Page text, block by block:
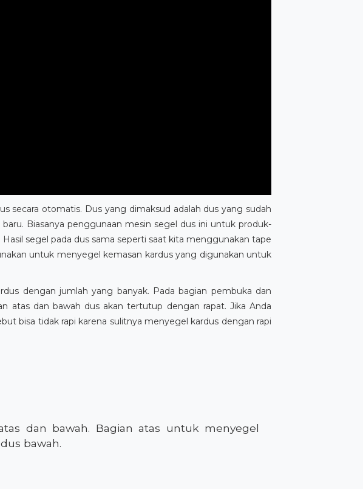
secara otomatis. Dus yang dimaksud adalah dus yang sudah
Biasanya penggunaan mesin segel dus ini untuk produk-
segel pada dus sama seperti saat kita menggunakan tape
untuk menyegel kemasan kardus yang digunakan untuk
dengan jumlah yang banyak. Pada bagian pembuka dan
atas dan bawah dus akan tertutup dengan rapat. Jika Anda
bisa tidak rapi karena sulitnya menyegel kardus dengan rapi
dan bawah. Bagian atas untuk menyegel
bawah.